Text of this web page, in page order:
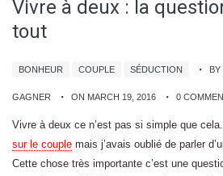
Vivre à deux : la
tout
BONHEUR COUPLE SÉDUCTION
GAGNER ON MARCH 19, 2016 0
Vivre à deux ce n’est pas si simple que
sur le couple mais j’avais oublié de parler
Cette chose très importante c’est une